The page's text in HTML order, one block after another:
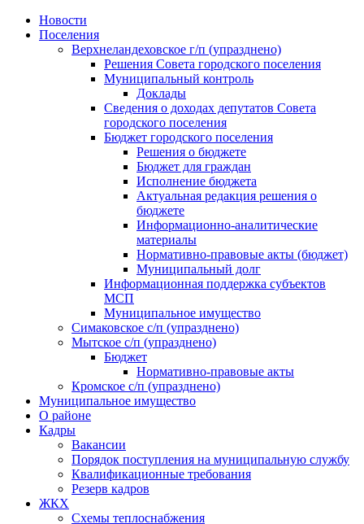
Skip
Новости
Поселения
Верхнеландеховское г/п (упразднено)
Решения Совета городского поселения
Муниципальный контроль
Доклады
Сведения о доходах депутатов Совета
городского поселения
Бюджет городского поселения
Решения о бюджете
Бюджет для граждан
Исполнение бюджета
Актуальная редакция решения о
бюджете
Информационно-аналитические
материалы
Нормативно-правовые акты (бюджет)
Муниципальный долг
Информационная поддержка субъектов
МСП
Муниципальное имущество
Симаковское с/п (упразднено)
Мытское с/п (упразднено)
Бюджет
Нормативно-правовые акты
Кромское с/п (упразднено)
Муниципальное имущество
О районе
Кадры
Вакансии
Порядок поступления на муниципальную службу
Квалификационные требования
Резерв кадров
ЖКХ
Схемы теплоснабжения